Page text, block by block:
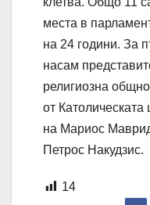
места в
на 24 години. За
насам
религиозна
от
на Мариос
Петрос Накудзис.
14